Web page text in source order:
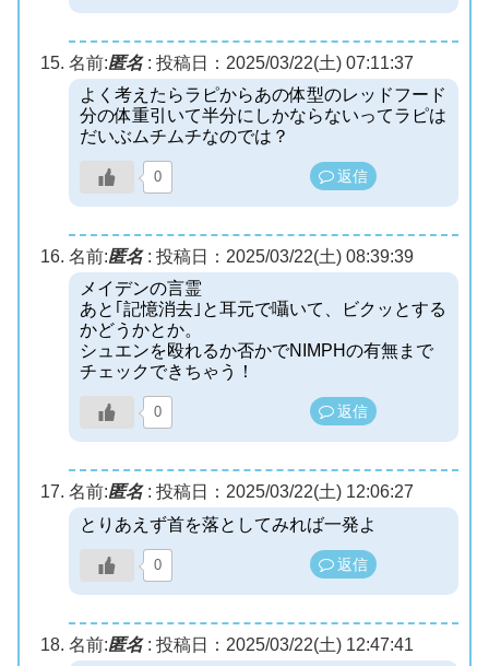
名前:匿名: 投稿日：2025/03/22(土) 07:11:37
よく考えたらラピからあの体型のレッドフード
分の体重引いて半分にしかならないってラピは
だいぶムチムチなのでは？
0 返信
名前:匿名: 投稿日：2025/03/22(土) 08:39:39
メイデンの言霊
あと｢記憶消去｣と耳元で囁いて、ビクッとする
かどうかとか。
シュエンを殴れるか否かでNIMPHの有無まで
チェックできちゃう！
0 返信
名前:匿名: 投稿日：2025/03/22(土) 12:06:27
とりあえず首を落としてみれば一発よ
0 返信
名前:匿名: 投稿日：2025/03/22(土) 12:47:41